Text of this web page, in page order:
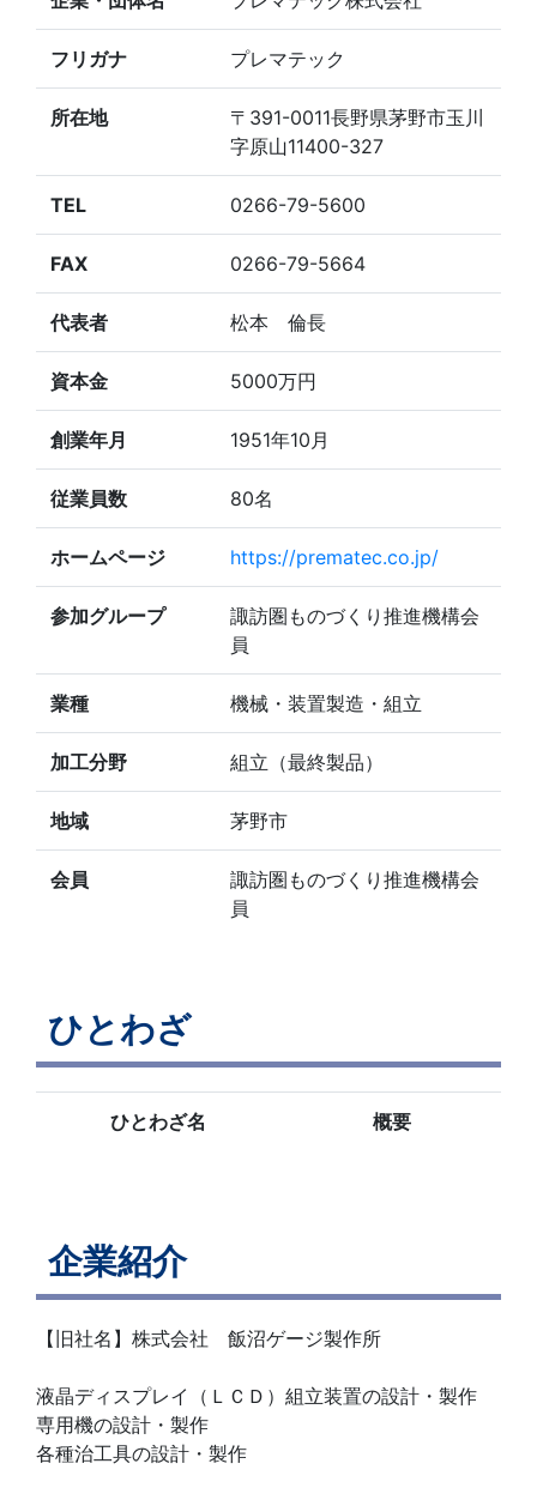
フリガナ プレマテック
所在地
〒391-0011長野県茅野市玉川
字原山11400-327
TEL 0266-79-5600
FAX 0266-79-5664
代表者 松本 倫長
資本金 5000万円
創業年月 1951年10月
従業員数 80名
ホームページ https://prematec.co.jp/
参加グループ
諏訪圏ものづくり推進機構会
員
業種 機械・装置製造・組立
加工分野 組立（最終製品）
地域 茅野市
会員
諏訪圏ものづくり推進機構会
員
ひとわざ
ひとわざ名 概要
企業紹介
【旧社名】株式会社 飯沼ゲージ製作所
液晶ディスプレイ（ＬＣＤ）組立装置の設計・製作
専用機の設計・製作
各種治工具の設計・製作